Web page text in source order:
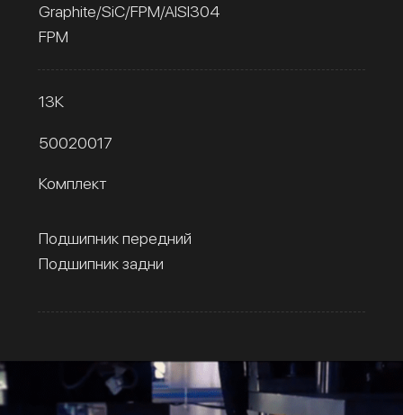
Graphite/SiC/FPM/AISI304
FPM
13К
50020017
Комплект
Подшипник передний
Подшипник задни